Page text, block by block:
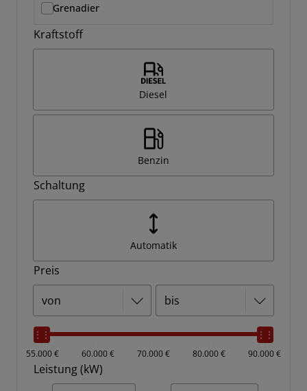
Grenadier
Kraftstoff
Diesel
Benzin
Schaltung
Automatik
Preis
55.000 € 60.000 € 70.000 € 80.000 € 90.000 €
Leistung (kW)